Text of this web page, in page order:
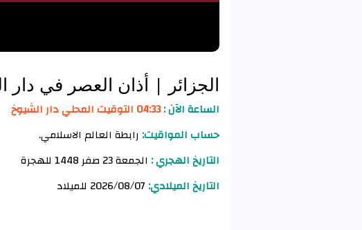
الجزائر | أذان العصر في دار
الساعة الآن :04:33 التوقيت المحلي دار الشيوخ
حساب المواقيت: رابطة العالم الاسلامي.
التاريخ الهجري : الجمعة 23 صفر 1448 للهجرة
التاريخ الميلادي: